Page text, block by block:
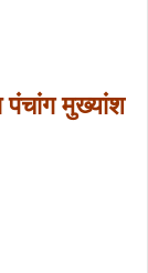
मुख्यांश